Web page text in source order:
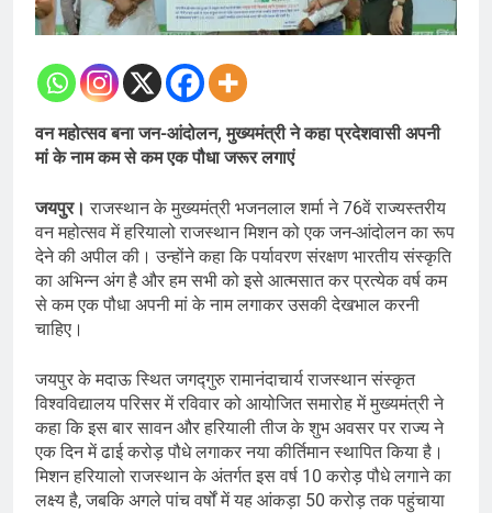
वन महोत्सव बना जन-आंदोलन, मुख्यमंत्री ने कहा प्रदेशवासी अपनी
मां के नाम कम से कम एक पौधा जरूर लगाएं
जयपुर।राजस्थान के मुख्यमंत्री भजनलाल शर्मा ने 76वें राज्यस्तरीय
वन महोत्सव में हरियालो राजस्थान मिशन को एक जन-आंदोलन का रूप
देने की अपील की। उन्होंने कहा कि पर्यावरण संरक्षण भारतीय संस्कृति
का अभिन्न अंग है और हम सभी को इसे आत्मसात कर प्रत्येक वर्ष कम
से कम एक पौधा अपनी मां के नाम लगाकर उसकी देखभाल करनी
चाहिए।
जयपुर के मदाऊ स्थित जगद्गुरु रामानंदाचार्य राजस्थान संस्कृत
विश्वविद्यालय परिसर में रविवार को आयोजित समारोह में मुख्यमंत्री ने
कहा कि इस बार सावन और हरियाली तीज के शुभ अवसर पर राज्य ने
एक दिन में ढाई करोड़ पौधे लगाकर नया कीर्तिमान स्थापित किया है।
मिशन हरियालो राजस्थान के अंतर्गत इस वर्ष 10 करोड़ पौधे लगाने का
लक्ष्य है, जबकि अगले पांच वर्षों में यह आंकड़ा 50 करोड़ तक पहुंचाया